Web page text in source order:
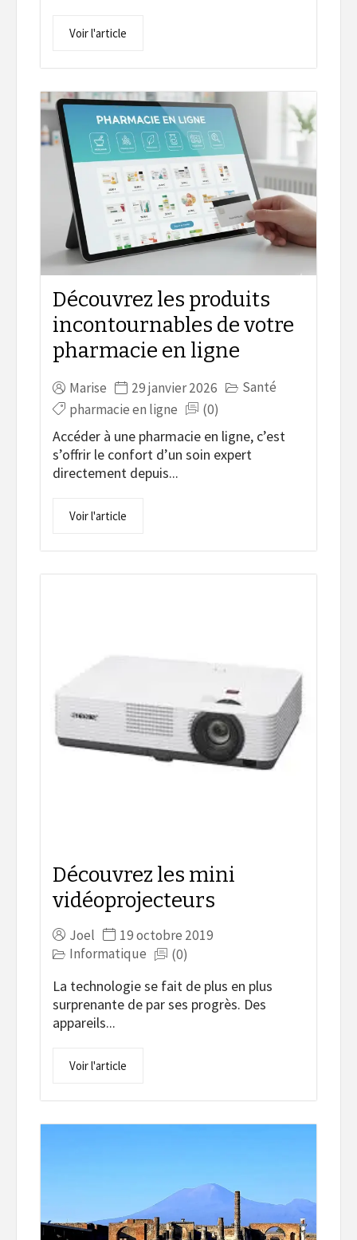
Voir l'article
Découvrez les produits
incontournables de votre
pharmacie en ligne
Marise 29 janvier 2026
Santé
pharmacie en ligne
(0)
Accéder à une pharmacie en ligne, c’est
s’offrir le confort d’un soin expert
directement depuis...
Voir l'article
Découvrez les mini
vidéoprojecteurs
Joel
19 octobre 2019
Informatique
(0)
La technologie se fait de plus en plus
surprenante de par ses progrès. Des
appareils...
Voir l'article